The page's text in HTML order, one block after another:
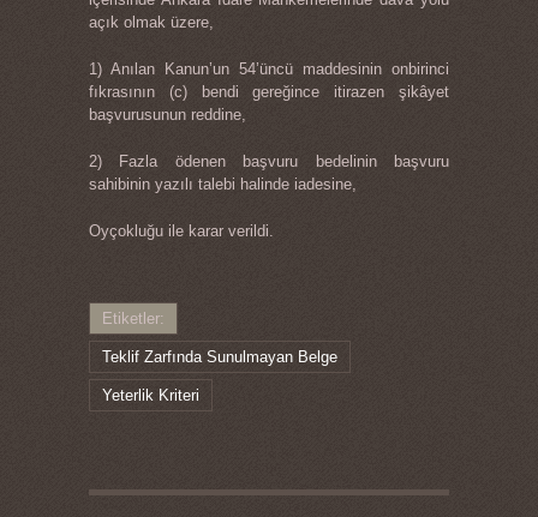
açık olmak üzere,
1) Anılan Kanun’un 54’üncü maddesinin onbirinci
fıkrasının (c) bendi gereğince itirazen şikâyet
başvurusunun reddine,
2) Fazla ödenen başvuru bedelinin başvuru
sahibinin yazılı talebi halinde iadesine,
Oyçokluğu ile karar verildi.
Etiketler:
Teklif Zarfında Sunulmayan Belge
Yeterlik Kriteri